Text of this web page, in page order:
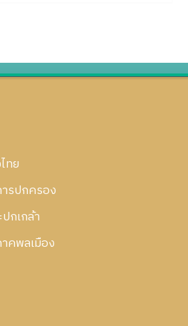
ทย
รปกครอง
กเกล้า
คพลเมือง